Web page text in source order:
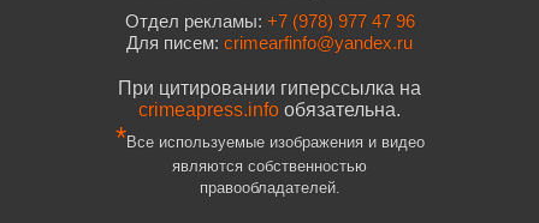
Отдел рекламы: +7 (978) 977 47 96
Для писем: crimearfinfo@yandex.ru
При цитировании гиперссылка на
crimeapress.info обязательна.
*Все используемые изображения и видео
являются собственностью
правообладателей.